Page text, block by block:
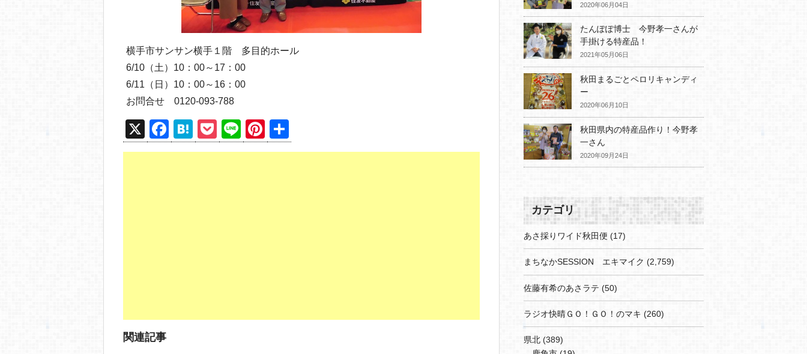
横手市サンサン横手１階 多目的ホール
6/10（土）10：00～17：00
6/11（日）10：00～16：00
お問合せ 0120-093-788
X
F
a
H
at
P
o
Li
n
Pi
nt 有
関連記事
2020年06月04日
たんぽぽ博士 今野孝一さんが
手掛ける特産品！
2021年05月06日
秋田まるごとペロリキャンディ
ー
2020年06月10日
秋田県内の特産品作り！今野孝
一さん
2020年09月24日
カテゴリ
あさ採りワイド秋田便 (17)
まちなかSESSION エキマイク (2,759)
佐藤有希のあさラテ (50)
ラジオ快晴ＧＯ！ＧＯ！のマキ (260)
県北 (389)